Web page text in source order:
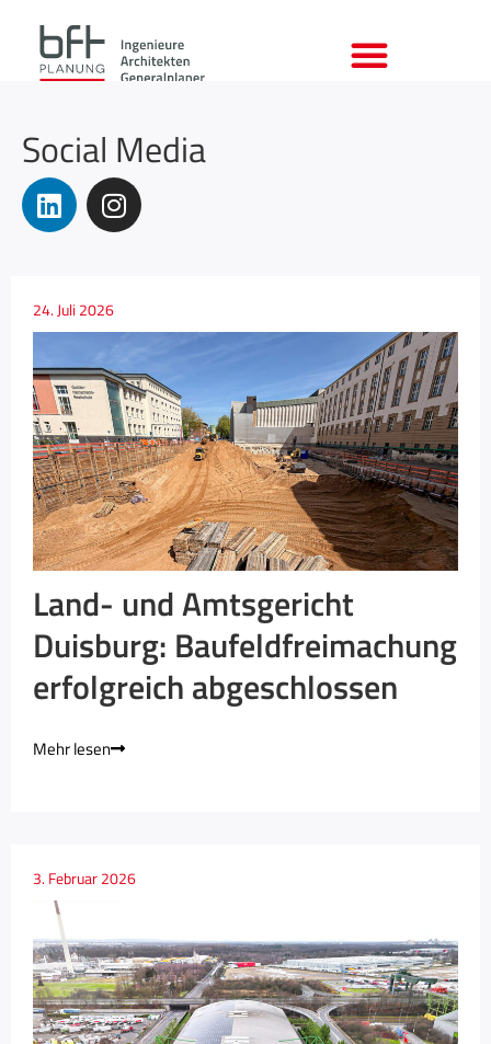
Social Media
24. Juli 2026
Land- und Amtsgericht
Duisburg: Baufeldfreimachung
erfolgreich abgeschlossen
Mehr lesen
3. Februar 2026